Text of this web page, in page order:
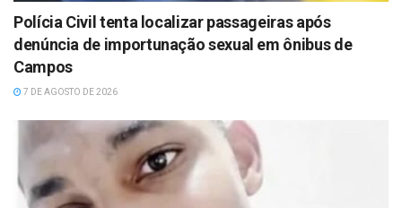
Polícia Civil tenta localizar passageiras após
denúncia de importunação sexual em ônibus de
Campos
7 DE AGOSTO DE 2026